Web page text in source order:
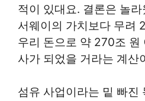
적이 있대요. 결론은 놀
서웨이의 가치보다 무려
우리 돈으로 약 270조 원
사가 되었을 거라는 계산
섬유 사업이라는 밑 빠진